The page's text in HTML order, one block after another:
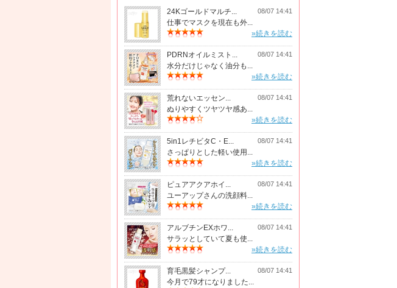
24Kゴールドマルチ... 08/07 14:41
仕事でマスクを現在も外...
»続きを読む
PDRNオイルミスト... 08/07 14:41
水分だけじゃなく油分も...
»続きを読む
荒れないエッセン... 08/07 14:41
ぬりやすくツヤツヤ感あ...
»続きを読む
5in1レチビタC・E... 08/07 14:41
さっぱりとした軽い使用...
»続きを読む
ピュアアクアホイ... 08/07 14:41
ユーアップさんの洗顔料...
»続きを読む
アルブチンEXホワ... 08/07 14:41
サラッとしていて夏も使...
»続きを読む
育毛黒髪シャンプ... 08/07 14:41
今月で79才になりました...